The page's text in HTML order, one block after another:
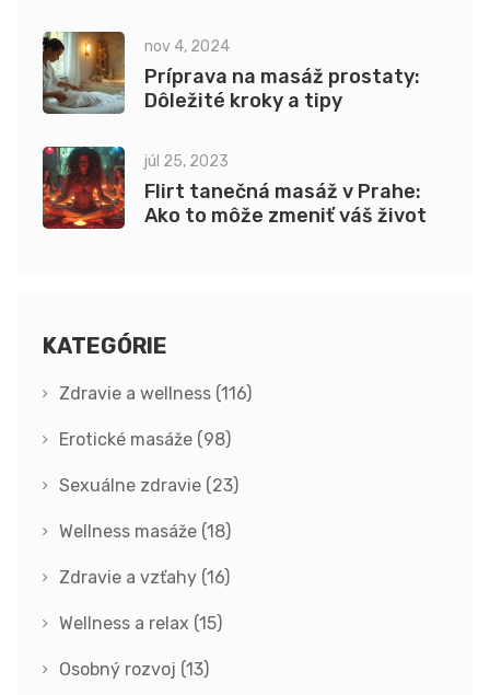
nov 4, 2024
Príprava na masáž prostaty:
Dôležité kroky a tipy
júl 25, 2023
Flirt tanečná masáž v Prahe:
Ako to môže zmeniť váš život
KATEGÓRIE
Zdravie a wellness (116)
Erotické masáže (98)
Sexuálne zdravie (23)
Wellness masáže (18)
Zdravie a vzťahy (16)
Wellness a relax (15)
Osobný rozvoj (13)